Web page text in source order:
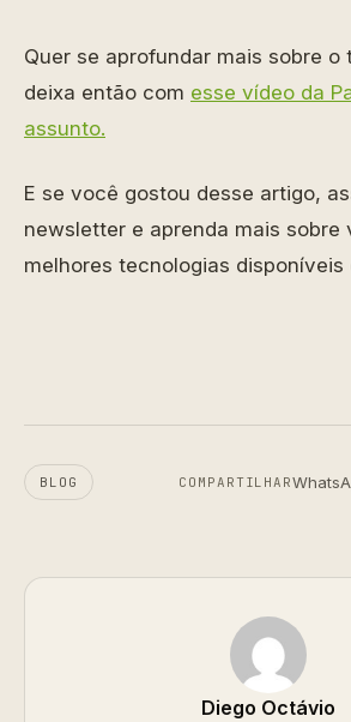
Quer se aprofundar mais sobre o
deixa então com esse vídeo da
assunto.
E se você gostou desse artigo,
newsletter e aprenda mais sobre
melhores tecnologias disponíveis
BLOG COMPARTILHAR
Diego Octávio